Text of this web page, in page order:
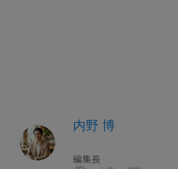
内野 博
編集長